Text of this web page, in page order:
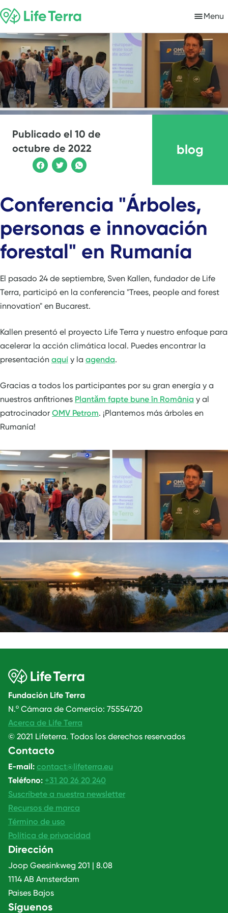
Menu
Publicado el 10 de
octubre de 2022
blog
Conferencia "Árboles,
personas e innovación
forestal" en Rumanía
El pasado 24 de septiembre, Sven Kallen, fundador de Life
Terra, participó en la conferencia "Trees, people and forest
innovation" en Bucarest.
Kallen presentó el proyecto Life Terra y nuestro enfoque para
acelerar la acción climática local. Puedes encontrar la
presentación aquí y la agenda.
Gracias a todos los participantes por su gran energía y a
nuestros anfitriones Plantăm fapte bune în România y al
patrocinador OMV Petrom. ¡Plantemos más árboles en
Rumanía!
Fundación Life Terra
N.º Cámara de Comercio: 75554720
Acerca de Life Terra
© 2021 Lifeterra. Todos los derechos reservados
Contacto
E-mail: contact@lifeterra.eu
Teléfono: +31 20 26 20 240
Suscríbete a nuestra newsletter
Recursos de marca
Término de uso
Política de privacidad
Dirección
Joop Geesinkweg 201 | 8.08
1114 AB Amsterdam
Paises Bajos
Síguenos